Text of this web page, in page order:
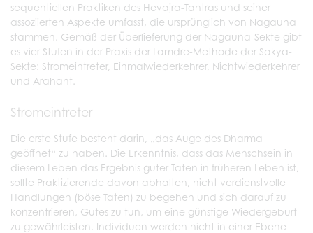
sequentiellen Praktiken des Hevajra-Tantras und seiner
assoziierten Aspekte umfasst, die ursprünglich von Nagauna
stammen. Gemäß der Überlieferung der Nagauna-Sekte gibt
es vier Stufen in der Praxis der Lamdre-Methode der Sakya-
Sekte: Stromeintreter, Einmalwiederkehrer, Nichtwiederkehrer
und Arahant.
Stromeintreter
Die erste Stufe besteht darin, „das Auge des Dharma
geöffnet“ zu haben. Die Erkenntnis, dass das Menschsein in
diesem Leben das Ergebnis guter Taten in früheren Leben ist,
sollte Praktizierende davon abhalten, nicht verdienstvolle
Handlungen (böse Taten) zu begehen und sich darauf zu
konzentrieren, Gutes zu tun, um eine günstige Wiedergeburt
zu gewährleisten. Individuen werden nicht in einer Ebene